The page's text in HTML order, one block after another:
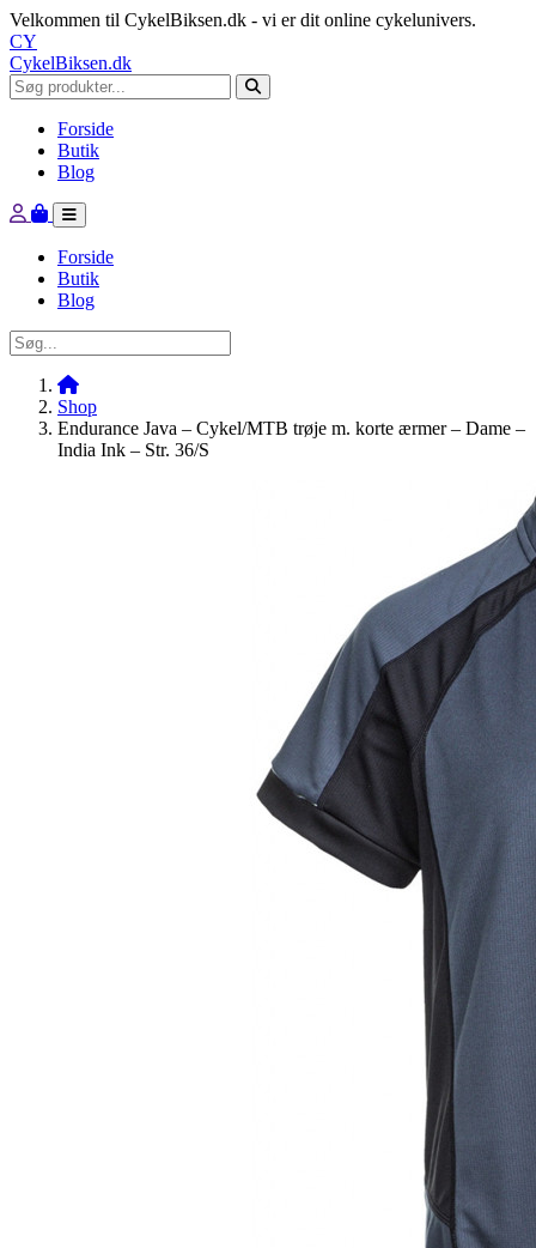
Velkommen til CykelBiksen.dk - vi er dit online cykelunivers.
CY
CykelBiksen.dk
Forside
Butik
Blog
Forside
Butik
Blog
Shop
Endurance Java – Cykel/MTB trøje m. korte ærmer – Dame –
India Ink – Str. 36/S